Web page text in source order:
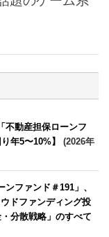
不動産担保ローンフ
年5〜10%】
(2026年
ファンド＃191」、
ドファンディング投
分散戦略」のすべて